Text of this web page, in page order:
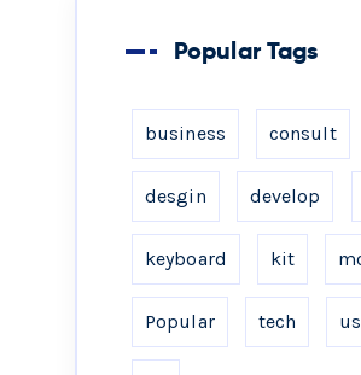
Popular Tags
business consult
desgin develop
keyboard kit
Popular tech